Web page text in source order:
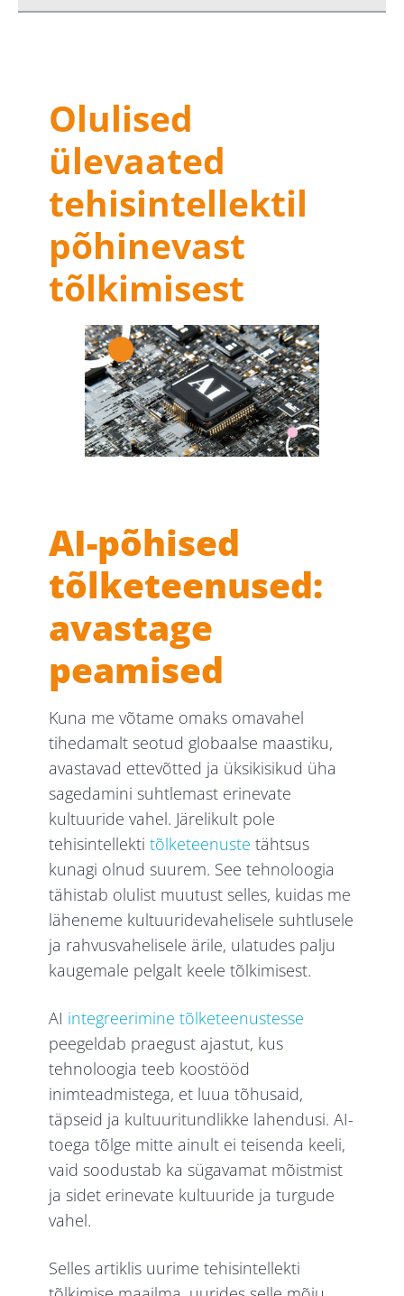
Olulised
ülevaated
tehisintellektil
põhinevast
tõlkimisest
AI-põhised
tõlketeenused:
avastage
peamised
Kuna me võtame omaks omavahel
tihedamalt seotud globaalse maastiku,
avastavad ettevõtted ja üksikisikud üha
sagedamini suhtlemast erinevate
kultuuride vahel. Järelikult pole
tehisintellektitõlketeenuste tähtsus
kunagi olnud suurem. See tehnoloogia
tähistab olulist muutust selles, kuidas me
läheneme kultuuridevahelisele suhtlusele
ja rahvusvahelisele ärile, ulatudes palju
kaugemale pelgalt keele tõlkimisest.
AI integreerimine tõlketeenustesse
peegeldab praegust ajastut, kus
tehnoloogia teeb koostööd
inimteadmistega, et luua tõhusaid,
täpseid ja kultuuritundlikke lahendusi. AI-
toega tõlge mitte ainult ei teisenda keeli,
vaid soodustab ka sügavamat mõistmist
ja sidet erinevate kultuuride ja turgude
vahel.
Selles artiklis uurime tehisintellekti